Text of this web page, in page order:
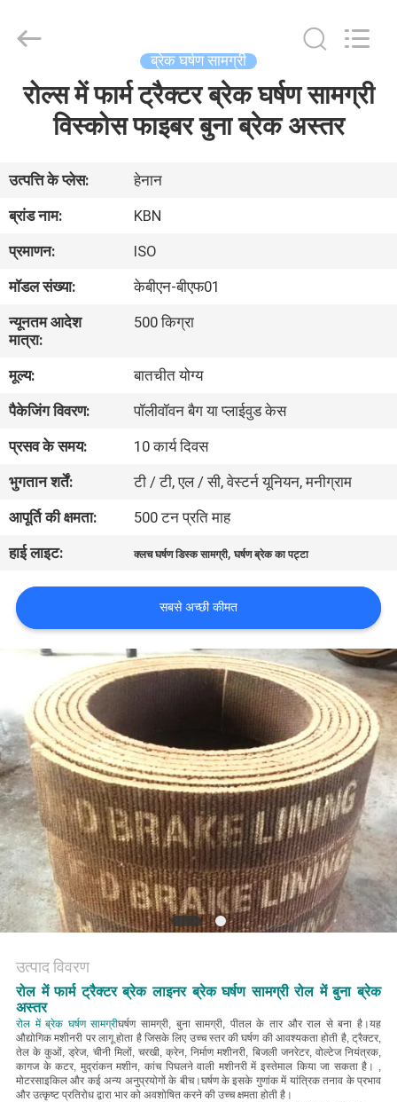
घर
हमारे
बारे
कारखाना
गुणवत्ता
नियंत्रण
संपर्क
करें
एक
उद्धरण
की
विनती
करे
साइटमैप
PRIVACY
POLICY
Reserved.
ब्रेक घर्षण सामग्री
रोल्स में फार्म ट्रैक्टर ब्रेक घर्षण सामग्री
विस्कोस फाइबर बुना ब्रेक अस्तर
उत्पत्ति के प्लेस:
हेनान
ब्रांड नाम:
KBN
प्रमाणन:
ISO
मॉडल संख्या:
केबीएन-बीएफ01
न्यूनतम आदेश
मात्रा:
500 किग्रा
मूल्य:
बातचीत योग्य
पैकेजिंग विवरण:
पॉलीवॉवन बैग या प्लाईवुड केस
प्रसव के समय:
10 कार्य दिवस
भुगतान शर्तें:
टी / टी, एल / सी, वेस्टर्न यूनियन, मनीग्राम
आपूर्ति की क्षमता:
500 टन प्रति माह
हाई लाइट:
क्लच घर्षण डिस्क सामग्री,घर्षण ब्रेक का पट्टा
सबसे अच्छी कीमत
उत्पाद विवरण
रोल में फार्म ट्रैक्टर ब्रेक लाइनर ब्रेक घर्षण सामग्री रोल में बुना ब्रेक
अस्तर
रोल में ब्रेक घर्षण सामग्रीघर्षण सामग्री, बुना सामग्री, पीतल के तार और राल से बना है।यह
औद्योगिक मशीनरी पर लागू होता है जिसके लिए उच्च स्तर की घर्षण की आवश्यकता होती है, ट्रैक्टर,
तेल के कुओं, ड्रेज, चीनी मिलों, चरखी, क्रेन, निर्माण मशीनरी, बिजली जनरेटर, वोल्टेज नियंत्रक,
कागज के कटर, मुद्रांकन मशीन, कांच पिघलने वाली मशीनरी में इस्तेमाल किया जा सकता है। ,
मोटरसाइकिल और कई अन्य अनुप्रयोगों के बीच।घर्षण के इसके गुणांक में यांत्रिक तनाव के प्रभाव
और उत्कृष्ट प्रतिरोध द्वारा भार को अवशोषित करने की उच्च क्षमता होती है।